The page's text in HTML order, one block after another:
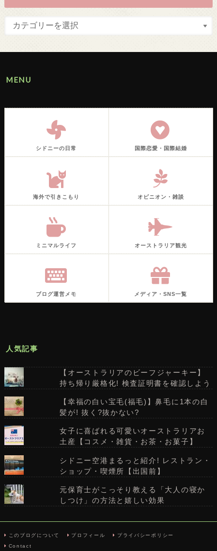
MENU
シドニーの日常 国際恋愛・国際結婚
海外で引きこもり オピニオン・雑談
ミニマルライフ オーストラリア観光
ブログ運営メモ メディア・SNS一覧
人気記事
【オーストラリアのビーフジャーキー】
持ち帰り厳格化! 検査証明書を確認しよう
【幸福の白い宝毛(福毛)】鼻毛に1本の白
髪が! 抜く?抜かない?
女子に喜ばれる可愛いオーストラリアお
土産【コスメ・雑貨・お茶・お菓子】
シドニー空港まるっと紹介! レストラン・
ショップ・喫煙所【出国前】
元保育士がこっそり教える「大人の寝か
しつけ」の方法と嬉しい効果
このブログについて プロフィール
プライバシーポリシー
Contact